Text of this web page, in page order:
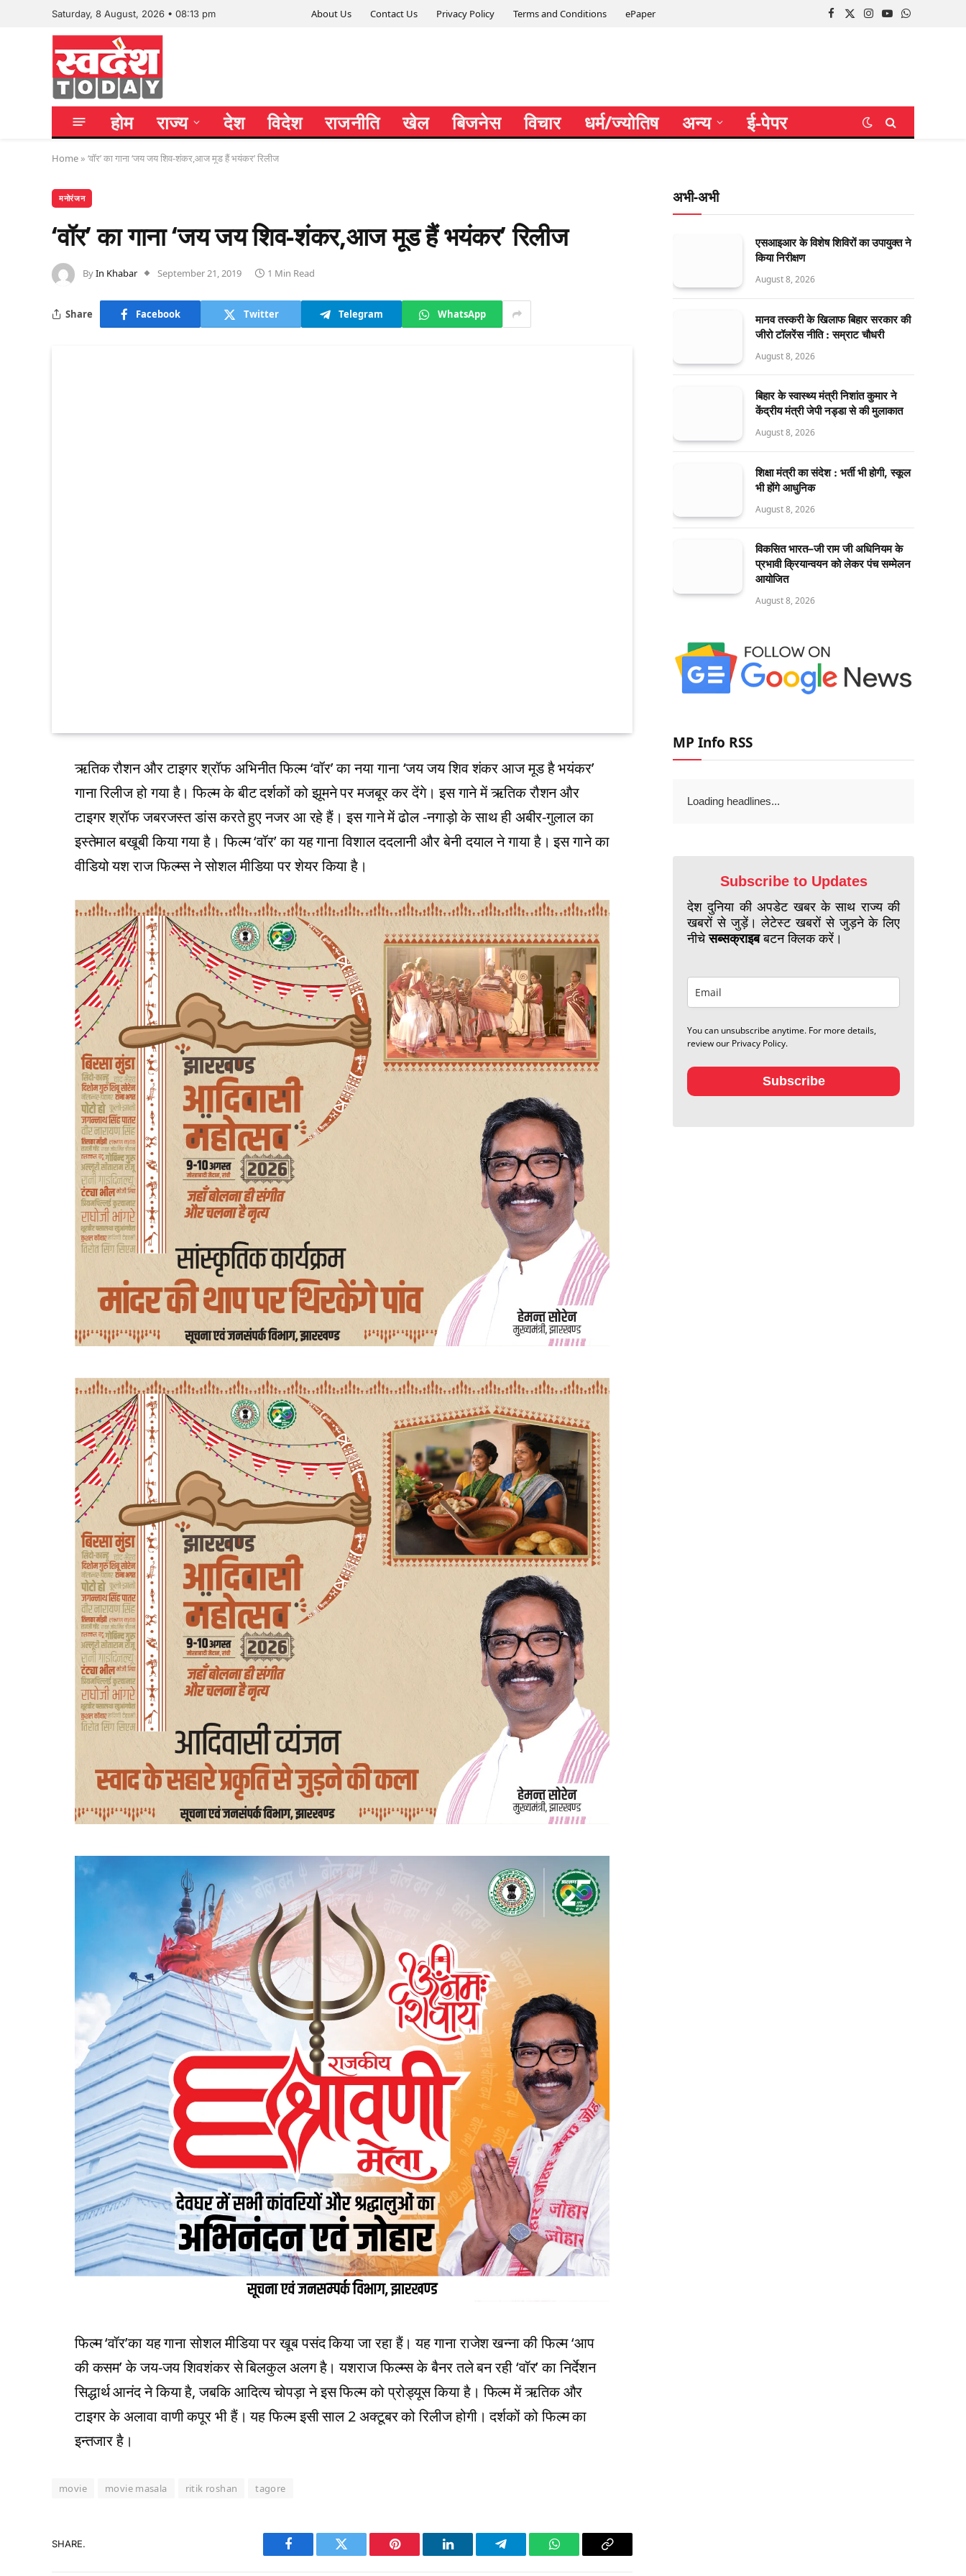
Saturday, 8 August, 2026 • 08:13 pm About Us Contact Us Privacy Policy Terms and Conditions ePaper
Facebook
X
Instagram
YouTubeWhatsApp
होम राज्य देश विदेश राजनीति खेल बिजनेस विचार धर्म/ज्योतिष अन्य ई-पेपर
Home » ‘वॉर’ का गाना ‘जय जय शिव-शंकर,आज मूड हैं भयंकर’ रिलीज
मनोरंजन
‘वॉर’ का गाना ‘जय जय शिव-शंकर,आज मूड हैं भयंकर’ रिलीज
ByIn Khabar September 21, 2019 1 Min Read
Share Facebook Twitter Telegram WhatsApp
ऋतिक रौशन और टाइगर श्रॉफ अभिनीत फिल्म ‘वॉर’ का नया गाना ‘जय जय शिव शंकर आज मूड है भयंकर’
गाना रिलीज हो गया है। फिल्म के बीट दर्शकों को झूमने पर मजबूर कर देंगे। इस गाने में ऋतिक रौशन और
टाइगर श्रॉफ जबरजस्त डांस करते हुए नजर आ रहे हैं। इस गाने में ढोल -नगाड़ो के साथ ही अबीर-गुलाल का
इस्तेमाल बखूबी किया गया है। फिल्म ‘वॉर’ का यह गाना विशाल ददलानी और बेनी दयाल ने गाया है। इस गाने का
वीडियो यश राज फिल्म्स ने सोशल मीडिया पर शेयर किया है।
फिल्म ‘वॉर’का यह गाना सोशल मीडिया पर खूब पसंद किया जा रहा हैं। यह गाना राजेश खन्ना की फिल्म ‘आप
की कसम’ के जय-जय शिवशंकर से बिलकुल अलग है। यशराज फिल्म्स के बैनर तले बन रही ‘वॉर’ का निर्देशन
सिद्धार्थ आनंद ने किया है, जबकि आदित्य चोपड़ा ने इस फिल्म को प्रोड्यूस किया है। फिल्म में ऋतिक और
टाइगर के अलावा वाणी कपूर भी हैं। यह फिल्म इसी साल 2 अक्टूबर को रिलीज होगी। दर्शकों को फिल्म का
इन्तजार है।
movie movie masala ritik roshan tagore
SHARE.
Facebook Twitter Pinterest LinkedIn Telegram WhatsAppCopy
अभी-अभी
एसआइआर के विशेष शिविरों का उपायुक्त ने
किया निरीक्षण
August 8, 2026
मानव तस्करी के खिलाफ बिहार सरकार की
जीरो टॉलरेंस नीति : सम्राट चौधरी
August 8, 2026
बिहार के स्वास्थ्य मंत्री निशांत कुमार ने
केंद्रीय मंत्री जेपी नड्डा से की मुलाकात
August 8, 2026
शिक्षा मंत्री का संदेश : भर्ती भी होगी, स्कूल
भी होंगे आधुनिक
August 8, 2026
विकसित भारत–जी राम जी अधिनियम के
प्रभावी क्रियान्वयन को लेकर पंच सम्मेलन
आयोजित
August 8, 2026
MP Info RSS
Loading headlines...
Subscribe to Updates
देश दुनिया की अपडेट खबर के साथ राज्य की
खबरों से जुड़ें। लेटेस्ट खबरों से जुड़ने के लिए
नीचेसब्सक्राइबबटन क्लिक करें।
You can unsubscribe anytime. For more details,
review our Privacy Policy.
Subscribe